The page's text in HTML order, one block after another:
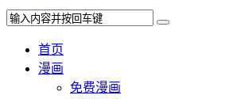
首页
漫画
免费漫画